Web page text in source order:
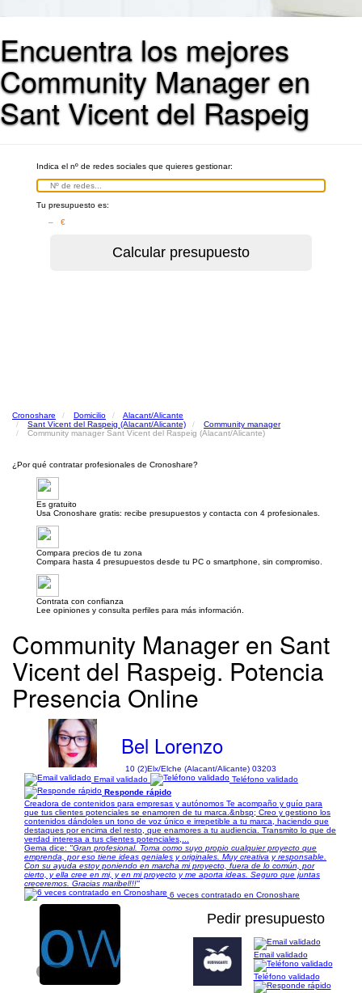
Encuentra los mejores
Community Manager en
Sant Vicent del Raspeig
Indica el nº de redes sociales que quieres gestionar:
Tu presupuesto es:
– €
Cronoshare Domicilio
Alacant/Alicante
Sant Vicent del Raspeig (Alacant/Alicante)
Community manager
Community manager Sant Vicent del Raspeig (Alacant/Alicante)
¿Por qué contratar profesionales de Cronoshare?
Es gratuito
Usa Cronoshare gratis: recibe presupuestos y contacta con 4 profesionales.
Compara precios de tu zona
Compara hasta 4 presupuestos desde tu PC o smartphone, sin compromiso.
Contrata con confianza
Lee opiniones y consulta perfiles para más información.
Community Manager en Sant
Vicent del Raspeig. Potencia
Presencia Online
Bel Lorenzo
10 (2)Elx/Elche (Alacant/Alicante) 03203
Email validado
Teléfono validado
Responde rápido
Creadora de contenidos para empresas y autónomos Te acompaño y guío para
que tus clientes potenciales se enamoren de tu marca.&nbsp; Creo y gestiono los
contenidos dándoles un tono de voz único e irrepetible a tu marca, haciendo que
destaques por encima del resto, que enamores a tu audiencia. Transmito lo que de
verdad interesa a tus clientes potenciales,...
Gema dice: "Gran profesional. Toma como suyo propio cualquier proyecto que
emprenda, por eso tiene ideas geniales y originales. Muy creativa y responsable.
Con su ayuda estoy poniendo en marcha mi proyecto, fuera de lo común, por
cierto, y ella cree en mi, y en mi proyecto y me aporta ideas. Seguro que juntas
creceremos. Gracias maribel!!!"
6 veces contratado en Cronoshare
Pedir presupuesto
Email validado
Teléfono validado